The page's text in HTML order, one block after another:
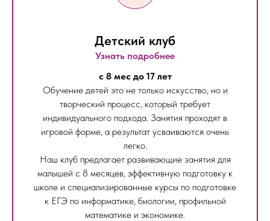
Детский клуб
Узнать подробнее
с 8 мес до 17 лет
Обучение детей это не только искусство, но и
творческий процесс, который требует
индивидуального подхода. Занятия проходят в
игровой форме, а результат усваиваются очень
легко.
Наш клуб предлагает развивающие занятия для
малышей с 8 месяцев, эффективную подготовку к
школе и специализированные курсы по подготовке
к ЕГЭ по информатике, биологии, профильной
математике и экономике.